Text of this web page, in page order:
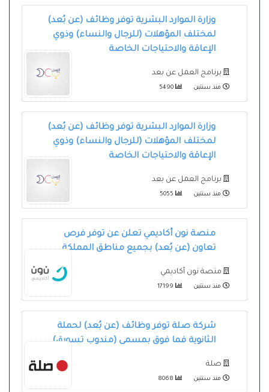
وزارة الموارد البشرية توفر وظائف (عن بُعد)
لمختلف المؤهلات (للرجال والنساء) وذوي
الإعاقة والاحتياجات الخاصة
برنامج العمل عن بعد
منذ سنتين
وزارة الموارد البشرية توفر وظائف (عن بُعد)
لمختلف المؤهلات (للرجال والنساء) وذوي
الإعاقة والاحتياجات الخاصة
برنامج العمل عن بعد
منذ سنتين
منصة نون أكاديمي تعلن عن توفر فرص
تعاون (عن بُعد) بجميع مناطق المملكة
منصة نون أكاديمي
منذ سنتين
شركة صلة توفر وظائف (عن بُعد) لحملة
الثانوية فما فوق بمسمى (مندوب تسويق)
صلة
منذ سنتين